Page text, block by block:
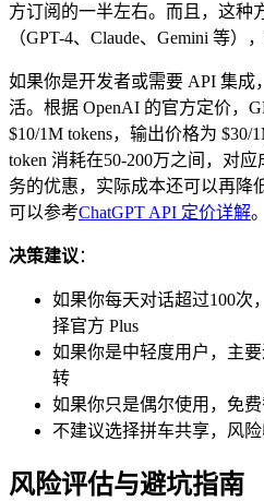
方订阅的一半左右。而且，这种
（GPT-4、Claude、Gemini 等）
如果你是开发者或需要 API 集成
活。根据 OpenAI 的官方定价，
$10/1M tokens，输出价格为 $30/
token 消耗在50-200万之间，对
务的优惠，实际成本还可以再降
可以参考ChatGPT API 定价详解。
决策建议 ：
如果你每天对话超过100次
择官方 Plus
如果你是中轻度用户，主
转
如果你只是偶尔使用，免
不建议选择拼车共享，风
风险评估与避坑指南